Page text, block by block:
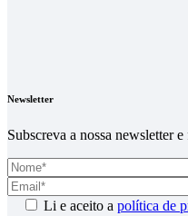
Newsletter
Subscreva a nossa newsletter
Li e aceito a política de